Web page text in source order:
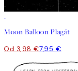
Moon Balloon Plagát
Od 3,98 €7,95 €